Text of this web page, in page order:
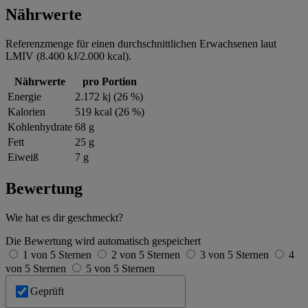
Nährwerte
Referenzmenge für einen durchschnittlichen Erwachsenen laut
LMIV (8.400 kJ/2.000 kcal).
Nährwerte
pro Portion
Energie
2.172 kj (26 %)
Kalorien
519 kcal (26 %)
Kohlenhydrate 68 g
Fett
25 g
Eiweiß
7 g
Bewertung
Wie hat es dir geschmeckt?
Die Bewertung wird automatisch gespeichert
1 von 5 Sternen
2 von 5 Sternen 3 von 5 Sternen
4
von 5 Sternen
5 von 5 Sternen
Geprüft